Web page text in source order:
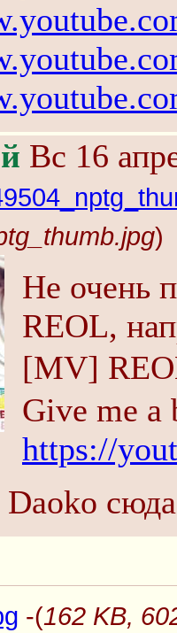
Вс 16
)
Не очень
REOL,
[MV]
Give me a
https://
Daoko
-(162 KB,